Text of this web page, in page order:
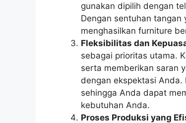
gunakan dipilih dengan
Dengan sentuhan
menghasilkan furniture
Fleksibilitas dan
sebagai prioritas utama.
serta memberikan saran
dengan ekspektasi
sehingga Anda dapat
kebutuhan Anda.
Proses Produksi yang